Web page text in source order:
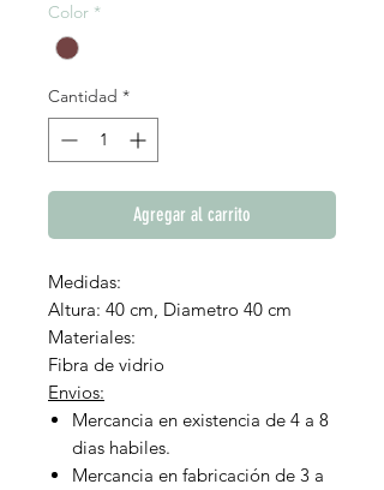
Color *
Cantidad *
Agregar al carrito
Medidas:
Altura: 40 cm, Diametro 40 cm
Materiales:
Fibra de vidrio
Envios:
Mercancia en existencia de 4 a 8
dias habiles.
Mercancia en fabricación de 3 a